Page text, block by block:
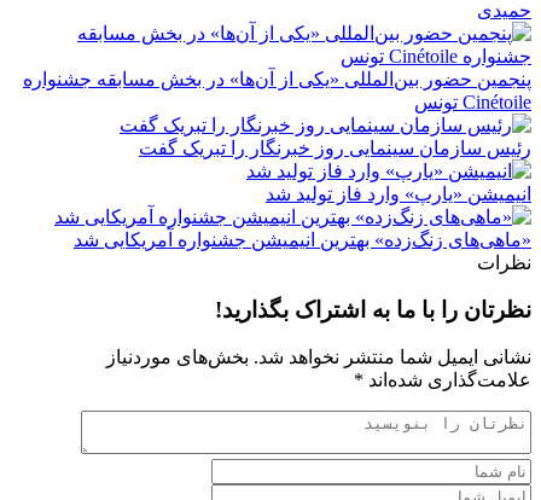
حمیدی
پنجمین حضور بین‌المللی «یکی از آن‌ها» در بخش مسابقه جشنواره
Cinétoile تونس
رئیس سازمان سینمایی روز خبرنگار را تبریک گفت
انیمیشن «یارپ» وارد فاز تولید شد
«ماهی‌های زنگ‌زده» بهترین انیمیشن جشنواره آمریکایی شد
نظرات
نظرتان را با ما به اشتراک بگذارید!
نشانی ایمیل شما منتشر نخواهد شد. بخش‌های موردنیاز
علامت‌گذاری شده‌اند *